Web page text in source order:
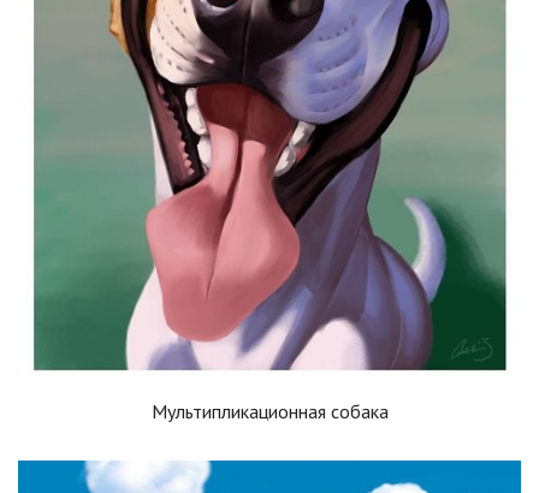
Мультипликационная собака